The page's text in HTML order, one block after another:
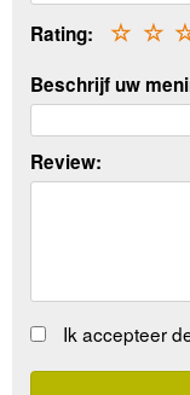
Rating: ☆
☆
Beschrijf uw
Review:
Ik accepteer